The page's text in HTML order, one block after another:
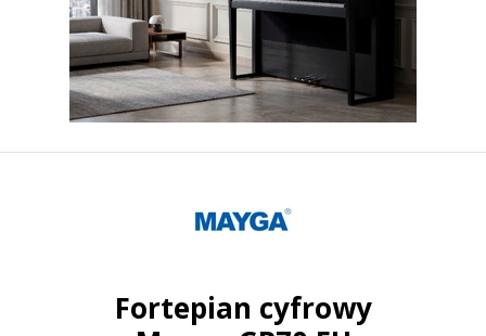
Fortepian cyfrowy